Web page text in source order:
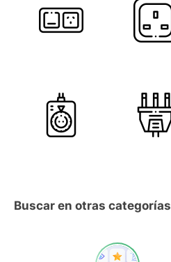
Buscar en otras categorías